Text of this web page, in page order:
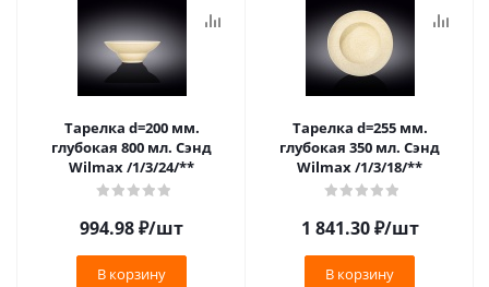
Тарелка d=200 мм.
глубокая 800 мл. Сэнд
Wilmax /1/3/24/**
994.98₽/шт
В корзину
Тарелка d=255 мм.
глубокая 350 мл. Сэнд
Wilmax /1/3/18/**
1 841.30₽/шт
В корзину